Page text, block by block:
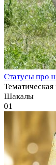
Статусы про
Шакалы
01